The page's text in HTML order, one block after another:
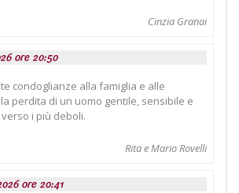
Cinzia Granai
ore 20:50
condoglianze alla famiglia e alle
perdita di un uomo gentile, sensibile e
i più deboli.
Rita e Mario Rovelli
ore 20:41